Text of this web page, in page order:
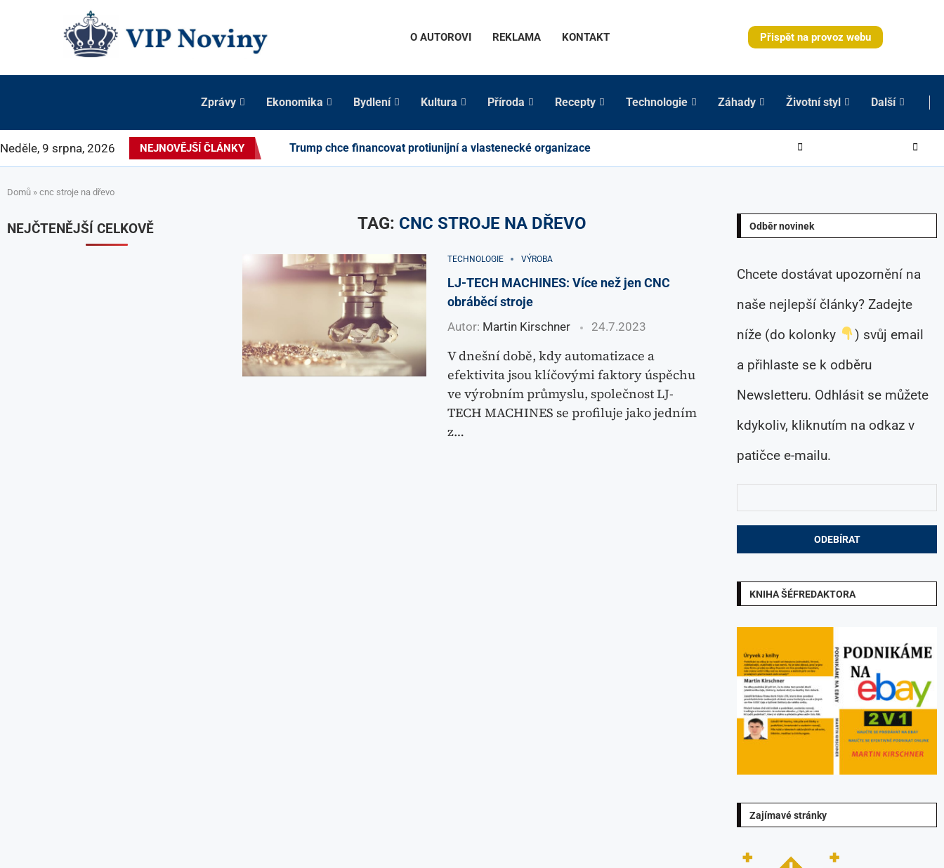
O AUTOROVI REKLAMA KONTAKT Přispět na provoz webu
Zprávy Ekonomika Bydlení Kultura Příroda Recepty Technologie Záhady Životní styl Další
Neděle, 9 srpna, 2026 NEJNOVĚJŠÍ ČLÁNKY Trump chce financovat protiunijní a vlastenecké organizace
Domů » cnc stroje na dřevo
TAG: CNC STROJE NA DŘEVO
TECHNOLOGIE VÝROBA
LJ-TECH MACHINES: Více než jen CNC
obráběcí stroje
Autor: Martin Kirschner 24.7.2023
V dnešní době, kdy automatizace a
efektivita jsou klíčovými faktory úspěchu
ve výrobním průmyslu, společnost LJ-
TECH MACHINES se profiluje jako jedním
z…
Odběr novinek
Chcete dostávat upozornění na
naše nejlepší články? Zadejte
níže (do kolonky
) svůj email
a přihlaste se k odběru
Newsletteru. Odhlásit se můžete
kdykoliv, kliknutím na odkaz v
patičce e-mailu.
KNIHA ŠÉFREDAKTORA
Zajímavé stránky
NEJČTENĚJŠÍ CELKOVĚ